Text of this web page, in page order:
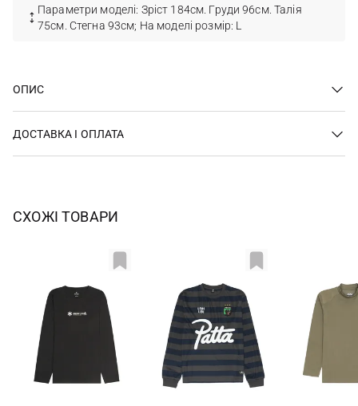
Параметри моделі: Зріст 184см. Груди 96см. Талія
75см. Стегна 93см; На моделі розмір: L
ОПИС
ДОСТАВКА І ОПЛАТА
СХОЖІ ТОВАРИ